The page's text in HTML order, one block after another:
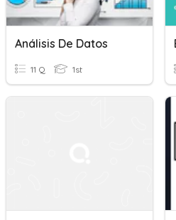
Análisis De Datos
11 Q 1st